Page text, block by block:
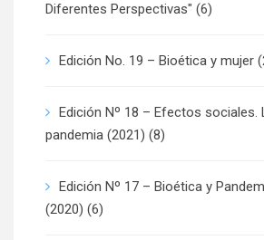
Diferentes Perspectivas" (6)
Edición No. 19 – Bioética y mujer
Edición Nº 18 – Efectos sociales.
pandemia (2021) (8)
Edición Nº 17 – Bioética y
(2020) (6)